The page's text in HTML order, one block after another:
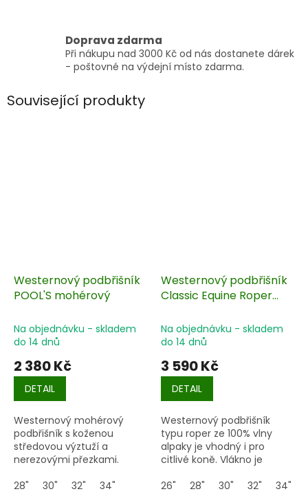
Doprava zdarma
Při nákupu nad 3000 Kč od nás dostanete dárek
- poštovné na výdejní místo zdarma.
Související produkty
Westernový podbřišník
POOL'S mohérový
Na objednávku - skladem
do 14 dnů
2 380 Kč
DETAIL
Westernový mohérový
podbřišník s koženou
středovou výztuží a
nerezovými přezkami.
28"
30" 32" 34"
Westernový podbřišník
Classic Equine Roper
Na objednávku - skladem
do 14 dnů
3 590 Kč
DETAIL
Westernový podbřišník
typu roper ze 100% vlny
alpaky je vhodný i pro
citlivé koně. Vlákno je
pevnější, zároveň je
26" 28" 30" 32" 34"